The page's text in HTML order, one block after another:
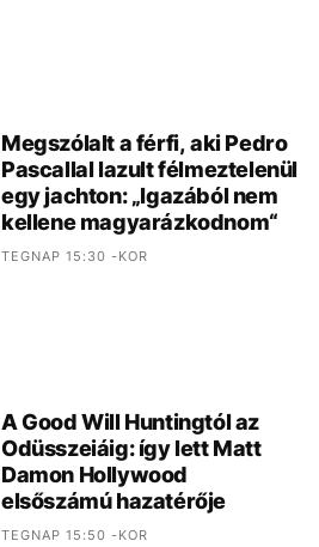
Megszólalt a férfi, aki Pedro
Pascallal lazult félmeztelenül
egy jachton: „Igazából nem
kellene magyarázkodnom“
TEGNAP 15:30 -KOR
A Good Will Huntingtól az
Odüsszeiáig: így lett Matt
Damon Hollywood
elsőszámú hazatérője
TEGNAP 15:50 -KOR